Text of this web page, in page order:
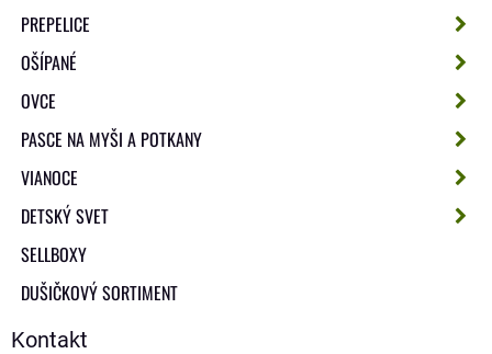
PREPELICE
OŠÍPANÉ
OVCE
PASCE NA MYŠI A POTKANY
VIANOCE
DETSKÝ SVET
SELLBOXY
DUŠIČKOVÝ SORTIMENT
Kontakt